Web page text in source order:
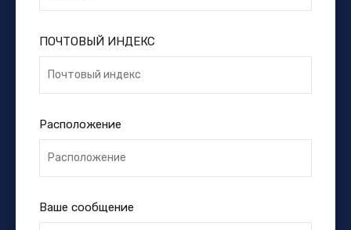
ПОЧТОВЫЙ ИНДЕКС
Расположение
Ваше сообщение